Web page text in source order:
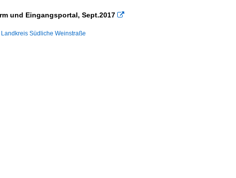
und Eingangsportal, Sept.2017 
Südliche Weinstraße